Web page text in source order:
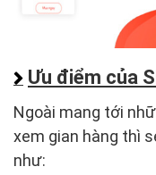
Ưu điểm của
Ngoài mang tới
xem gian hàng thì
như: